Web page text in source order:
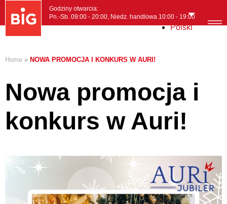
Polski
Godziny otwarcia:
Pn.-Sb. 09:00 - 20:00, Niedz. handlowa 10:00 - 19:00
Home » NOWA PROMOCJA I KONKURS W AURI!
Nowa promocja i
konkurs w Auri!